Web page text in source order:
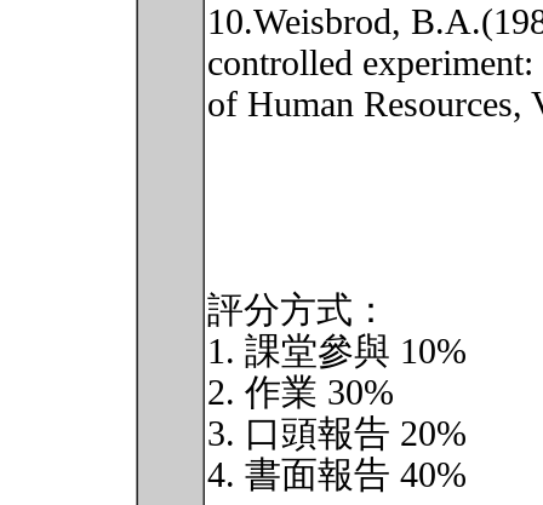
10.Weisbrod,
controlled
of Human Resources,
評分方式：
1. 課堂參與 10%
2. 作業 30%
3. 口頭報告 20%
4. 書面報告 40%